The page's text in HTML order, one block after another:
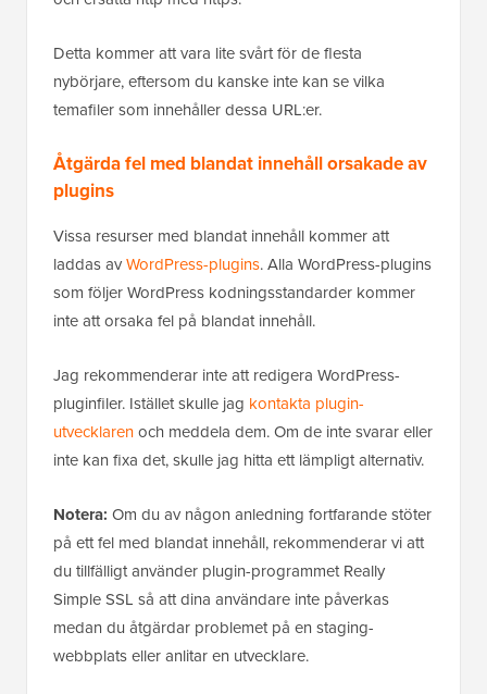
Detta kommer att vara lite svårt för de flesta
nybörjare, eftersom du kanske inte kan se vilka
temafiler som innehåller dessa URL:er.
Åtgärda fel med blandat innehåll orsakade av
plugins
Vissa resurser med blandat innehåll kommer att
laddas avWordPress-plugins. Alla WordPress-plugins
som följer WordPress kodningsstandarder kommer
inte att orsaka fel på blandat innehåll.
Jag rekommenderar inte att redigera WordPress-
pluginfiler. Istället skulle jag kontakta plugin-
utvecklarenoch meddela dem. Om de inte svarar eller
inte kan fixa det, skulle jag hitta ett lämpligt alternativ.
Notera: Om du av någon anledning fortfarande stöter
på ett fel med blandat innehåll, rekommenderar vi att
du tillfälligt använder plugin-programmet Really
Simple SSL så att dina användare inte påverkas
medan du åtgärdar problemet på en staging-
webbplats eller anlitar en utvecklare.